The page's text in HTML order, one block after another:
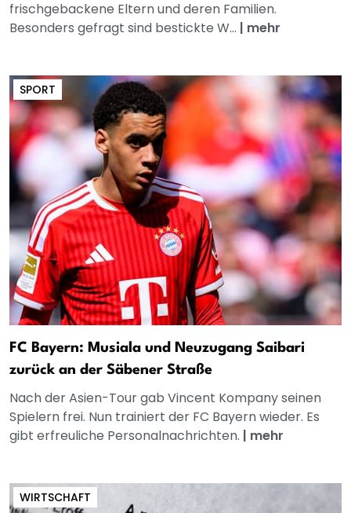
frischgebackene Eltern und deren Familien.
Besonders gefragt sind bestickte W... | mehr
SPORT
FC Bayern: Musiala und Neuzugang Saibari
zurück an der Säbener Straße
Nach der Asien-Tour gab Vincent Kompany seinen
Spielern frei. Nun trainiert der FC Bayern wieder. Es
gibt erfreuliche Personalnachrichten. | mehr
WIRTSCHAFT